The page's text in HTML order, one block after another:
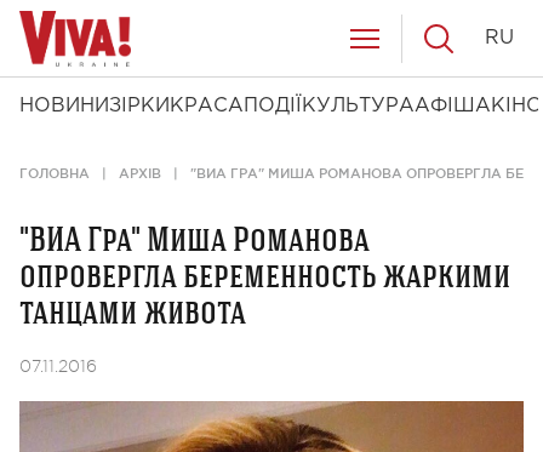
НОВИНИ ЗІРКИ КРАСА ПОДІЇ КУЛЬТУРААФІША КІНО
RU
ГОЛОВНА АРХІВ "ВИА ГРА" МИША РОМАНОВА ОПРОВЕРГЛА
"ВИА Гра" Миша Романова
опровергла беременность жаркими
танцами живота
07.11.2016